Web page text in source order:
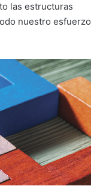
las estructuras
nuestro esfuerzo